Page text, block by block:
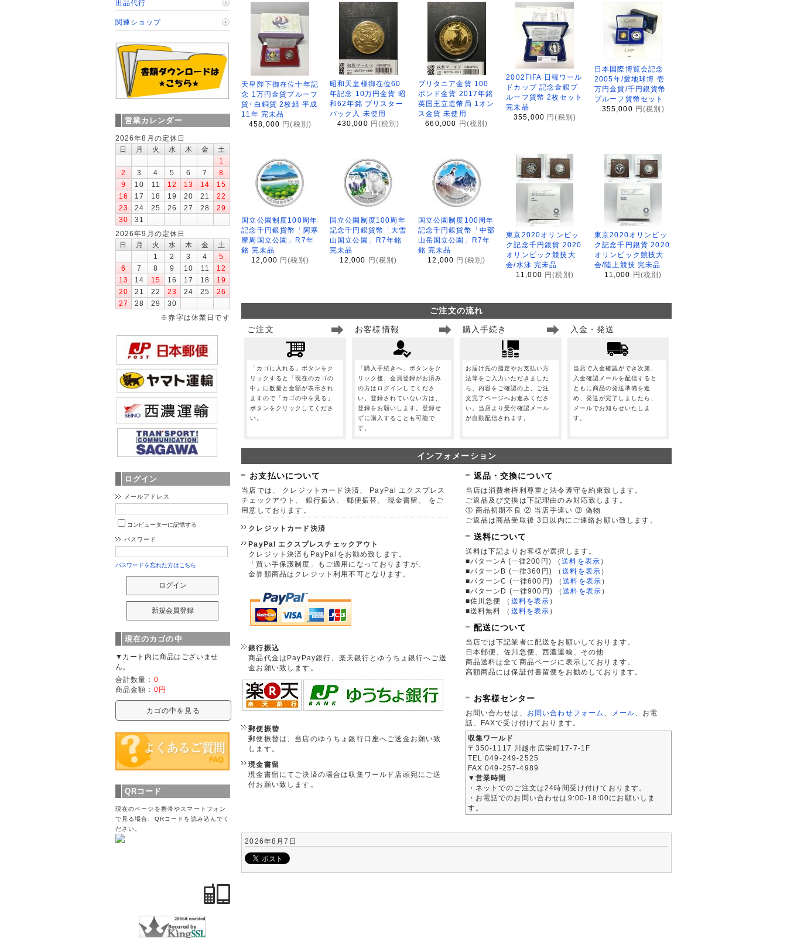
天皇陛下御在位十年記
念 1万円金貨プルーフ
貨+白銅貨 2枚組 平成
11年 完未品
458,000 円(税別)
昭和天皇様御在位60
年記念 10万円金貨 昭
和62年銘 ブリスター
パック入 未使用
430,000 円(税別)
ブリタニア金貨 100
ポンド金貨 2017年銘
英国王立造幣局 1オン
ス金貨 未使用
660,000 円(税別)
2002FIFA 日韓ワール
ドカップ 記念金銀プ
ルーフ貨幣 2枚セット
完未品
355,000 円(税別)
日本国際博覧会記念
2005年/愛地球博 壱
万円金貨/千円銀貨幣
プルーフ貨幣セット
355,000 円(税別)
国立公園制度100周年
記念千円銀貨幣「阿寒
摩周国立公園」R7年
銘 完未品
12,000 円(税別)
国立公園制度100周年
記念千円銀貨幣「大雪
山国立公園」R7年銘
完未品
12,000
円(税別)
国立公園制度100周年
記念千円銀貨幣「中部
山岳国立公園」R7年
銘 完未品
12,000 円(税別)
東京2020オリンピッ
ク記念千円銀貨 2020
オリンピック競技大
会/水泳 完未品
11,000 円(税別)
東京2020オリンピッ
ク記念千円銀貨 2020
オリンピック競技大
会/陸上競技 完未品
11,000
円(税別)
ご注文の流れ
ご注文
「カゴに入れる」ボタンをク
リックすると「現在のカゴの
中」に数量と金額が表示され
ますので「カゴの中を見る」
ボタンをクリックしてくださ
い。
お客様情報
「購入手続きへ」ボタンをク
リック後、会員登録がお済み
の方はログインしてくださ
い。登録されていない方は、
登録をお願いします。登録せ
ずに購入することも可能で
す。
購入手続き
お届け先の指定やお支払い方
法等をご入力いただきました
ら、内容をご確認の上、ご注
文完了ページへお進みくださ
い。当店より受付確認メール
が自動配信されます。
入金・発送
当店で入金確認ができ次第、
入金確認メールを配信すると
ともに商品の発送準備を進
め、発送が完了しましたら、
メールでお知らせいたしま
す。
インフォメーション
お支払いについて
当店では、 クレジットカード決済、 PayPal エクスプレス
チェックアウト、 銀行振込、 郵便振替、 現金書留、 をご
用意しております。
クレジットカード決済
PayPal エクスプレスチェックアウト
クレジット決済もPayPalをお勧め致します。
「買い手保護制度」もご適用になっておりますが、
金券類商品はクレジット利用不可となります。
銀行振込
商品代金はPayPay銀行、楽天銀行とゆうちょ銀行へご送
金お願い致します。
郵便振替
郵便振替は、当店のゆうちょ銀行口座へご送金お願い致
します。
現金書留
現金書留にてご決済の場合は収集ワールド店頭宛にご送
付お願い致します。
返品・交換について
当店は消費者権利尊重と法令遵守を約束致します。
ご返品及び交換は下記理由のみ対応致します。
① 商品初期不良 ② 当店手違い ③ 偽物
ご返品は商品受取後 3日以内にご連絡お願い致します。
送料について
送料は下記よりお客様が選択します。
■パターンA (一律200円)
（送料を表示 ）
■パターンB (一律360円)
（送料を表示 ）
■パターンC (一律600円)
（送料を表示 ）
■パターンD (一律900円)
（送料を表示 ）
■佐川急便
（ 送料を表示 ）
■送料無料
（ 送料を表示 ）
配送について
当店では下記業者に配送をお願いしております。
日本郵便、佐川急便、西濃運輸、その他
商品送料は全て商品ページに表示しております。
高額商品には保証付書留便をお勧めしております。
お客様センター
お問い合わせは、 お問い合わせフォーム メール 、お電
話、FAXで受け付けております。
収集ワールド
〒350-1117 川越市広栄町17-7-1F
TEL 049-249-2525
FAX 049-257-4989
▼営業時間
・ネットでのご注文は24時間受け付けております。
・お電話でのお問い合わせは9:00-18:00にお願いしま
す。
2026年8月7日
出品代行
関連ショップ
営業カレンダー
2026年8月の定休日
日
月 火 水 木 金
土
1
2
3 4 5 6 7
8
9
10 11 12 13 14
15
16
17 18 19 20 21
22
23
24 25 26 27 28
29
30
31
2026年9月の定休日
日
月 火 水 木 金
土
1
2 3 4
5
6
7 8 9 10 11
12
13
14 15 16 17 18
19
20
21 22 23 24 25
26
27
28 29
30
※赤字は休業日です
ログイン
メールアドレス
コンピューターに記憶する
パスワード
パスワードを忘れた方はこちら
現在のカゴの中
▼カート内に商品はございませ
ん。
合計数量： 0
商品金額： 0円
カゴの中を見る
QRコード
現在のページを携帯やスマートフォン
で見る場合、QRコードを読み込んでく
ださい。